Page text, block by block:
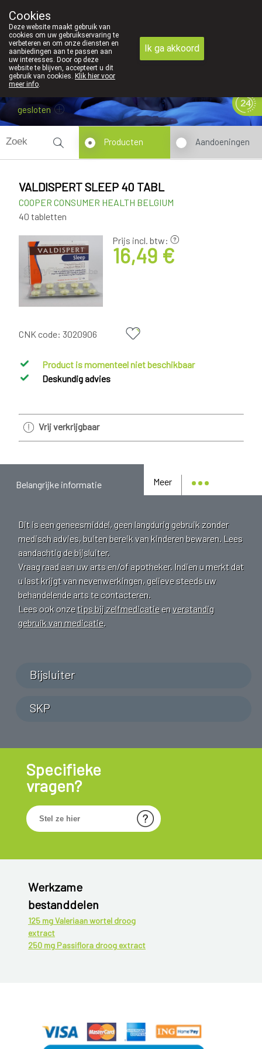
gesloten
Producten Aandoeningen
VALDISPERT SLEEP 40 TABL
COOPER CONSUMER HEALTH BELGIUM
40 tabletten
Prijs incl. btw:
16,49 €
CNK code: 3020906
Product is momenteel niet beschikbaar
Deskundig advies
Vrij verkrijgbaar
Meer
Belangrijke informatie
Dit is een geneesmiddel, geen langdurig gebruik zonder
medisch advies, buiten bereik van kinderen bewaren. Lees
aandachtig de bijsluiter.
Vraag raad aan uw arts en/of apotheker. Indien u merkt dat
u last krijgt van nevenwerkingen, gelieve steeds uw
behandelende arts te contacteren.
Lees ook onzetips bij zelfmedicatieenverstandig
gebruik van medicatie.
Bijsluiter
SKP
Specifieke
vragen?
Werkzame
bestanddelen
125 mg Valeriaan wortel droog
extract
250 mg Passiflora droog extract
Cookies
Deze website maakt gebruik van
cookies om uw gebruikservaring te
verbeteren en om onze diensten en
aanbiedingen aan te passen aan
uw interesses. Door op deze
website te blijven, accepteert u dit
gebruik van cookies. Klik hier voor
meer info.
Ik ga akkoord